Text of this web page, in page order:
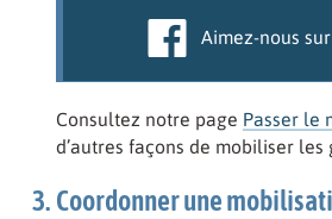
Aimez-nous
Consultez notre page Passer le
d’autres façons de mobiliser les
Coordonner une